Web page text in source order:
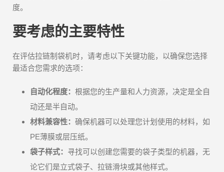
度。
要考虑的主要特性
在评估拉链制袋机时，请考虑以下关键功能，以确保您选择
最适合您需求的选项：
自动化程度： 根据您的生产量和人力资源，决定是全自
动还是半自动。
材料兼容性： 确保机器可以处理您计划使用的材料，如
PE薄膜或层压纸。
袋子样式： 寻找可以创建您需要的袋子类型的机器，无
论它们是立式袋子、拉链滑块或其他样式。